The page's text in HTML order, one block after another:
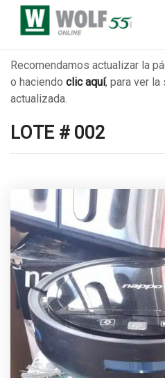
Recomendamos actualizar la
o haciendo clic aquí, para ver
actualizada.
LOTE # 002